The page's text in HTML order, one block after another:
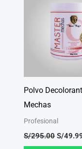
Polvo
Mechas
Profesional
S/295.00
S/
S/